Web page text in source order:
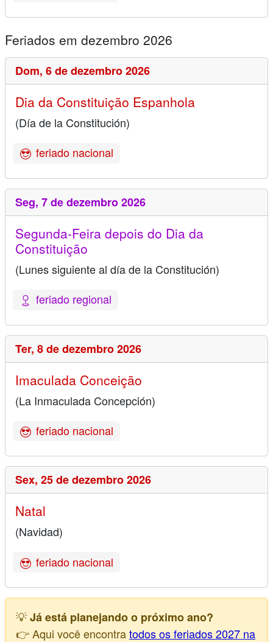
Feriados em dezembro 2026
Dom, 6 de dezembro 2026
Dia da Constituição Espanhola
(Día de la Constitución)
feriado nacional
Seg, 7 de dezembro 2026
Segunda-Feira depois do Dia da
Constituição
(Lunes siguiente al día de la Constitución)
feriado regional
Ter, 8 de dezembro 2026
Imaculada Conceição
(La Inmaculada Concepción)
feriado nacional
Sex, 25 de dezembro 2026
Natal
(Navidad)
feriado nacional
💡Já está planejando o próximo ano?
👉 Aqui você encontratodos os feriados 2027 na